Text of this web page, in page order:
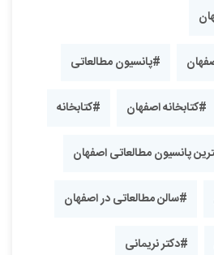
#پانسیون مطالعاتی
#کتابخانه اصفهان #کتابخانه
پانسیون مطالعاتی اصفهان
#سالن مطالعاتی در اصفهان
#دکتر نریمانی